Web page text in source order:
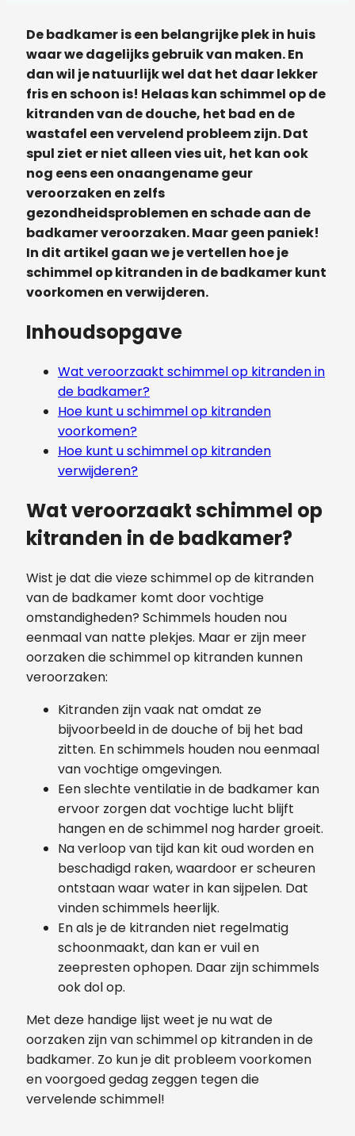
De badkamer is een belangrijke plek in huis
waar we dagelijks gebruik van maken. En
dan wil je natuurlijk wel dat het daar lekker
fris en schoon is! Helaas kan schimmel op de
kitranden van de douche, het bad en de
wastafel een vervelend probleem zijn. Dat
spul ziet er niet alleen vies uit, het kan ook
nog eens een onaangename geur
veroorzaken en zelfs
gezondheidsproblemen en schade aan de
badkamer veroorzaken. Maar geen paniek!
In dit artikel gaan we je vertellen hoe je
schimmel op kitranden in de badkamer kunt
voorkomen en verwijderen.
Inhoudsopgave
Wat veroorzaakt schimmel op kitranden in
de badkamer?
Hoe kunt u schimmel op kitranden
voorkomen?
Hoe kunt u schimmel op kitranden
verwijderen?
Wat veroorzaakt schimmel op
kitranden in de badkamer?
Wist je dat die vieze schimmel op de kitranden
van de badkamer komt door vochtige
omstandigheden? Schimmels houden nou
eenmaal van natte plekjes. Maar er zijn meer
oorzaken die schimmel op kitranden kunnen
veroorzaken:
Kitranden zijn vaak nat omdat ze
bijvoorbeeld in de douche of bij het bad
zitten. En schimmels houden nou eenmaal
van vochtige omgevingen.
Een slechte ventilatie in de badkamer kan
ervoor zorgen dat vochtige lucht blijft
hangen en de schimmel nog harder groeit.
Na verloop van tijd kan kit oud worden en
beschadigd raken, waardoor er scheuren
ontstaan waar water in kan sijpelen. Dat
vinden schimmels heerlijk.
En als je de kitranden niet regelmatig
schoonmaakt, dan kan er vuil en
zeepresten ophopen. Daar zijn schimmels
ook dol op.
Met deze handige lijst weet je nu wat de
oorzaken zijn van schimmel op kitranden in de
badkamer. Zo kun je dit probleem voorkomen
en voorgoed gedag zeggen tegen die
vervelende schimmel!